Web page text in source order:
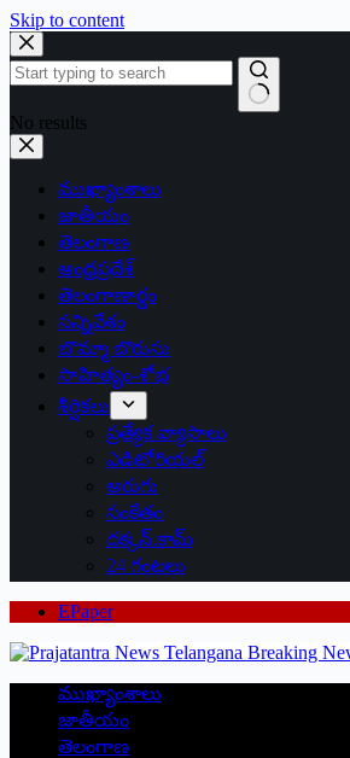
Skip to content
No results
ముఖ్యాంశాలు
జాతీయం
తెలంగాణ
ఆంధ్రప్రదేశ్
తెలంగాణార్థం
సన్నివేశం
బొమ్మా బొరుసు
సాహిత్యం-శోభ
శీర్షికలు
ప్రత్యేక వ్యాసాలు
ఎడిటోరియల్
అరుగు
సంకేతం
దక్కన్.కామ్
24 గంటలు
EPaper
ముఖ్యాంశాలు
జాతీయం
తెలంగాణ